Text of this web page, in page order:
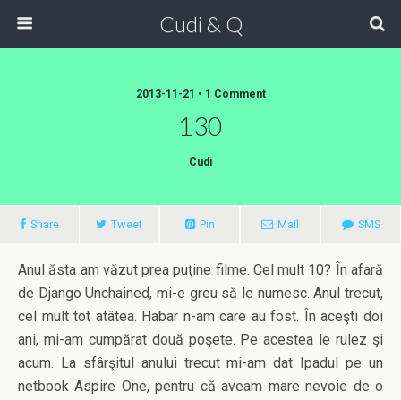
Cudi & Q
2013-11-21 • 1 Comment
130
Cudi
Share Tweet Pin Mail SMS
Anul ăsta am văzut prea puţine filme. Cel mult 10? În afară
de Django Unchained, mi-e greu să le numesc. Anul trecut,
cel mult tot atâtea. Habar n-am care au fost. În aceşti doi
ani, mi-am cumpărat două poşete. Pe acestea le rulez şi
acum. La sfârşitul anului trecut mi-am dat Ipadul pe un
netbook Aspire One, pentru că aveam mare nevoie de o